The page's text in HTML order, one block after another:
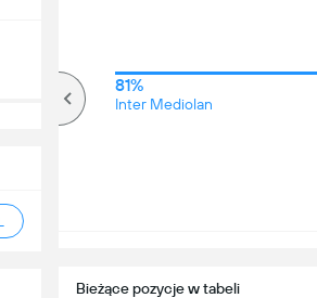
Bieżące pozycje w tabeli
81%
Inter Mediolan